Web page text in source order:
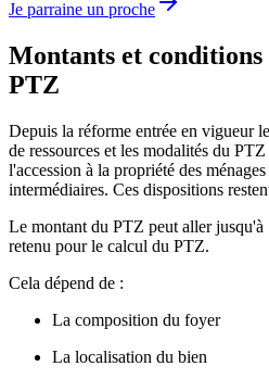
Je parraine un proche
Montants et
PTZ
Depuis la réforme entrée en vigueur
de ressources et les modalités du
l'accession à la propriété des
intermédiaires. Ces dispositions
Le montant du PTZ peut allerjusqu'à
retenu pour le calcul du PTZ.
Cela dépend de :
La composition du foyer
La localisation du bien